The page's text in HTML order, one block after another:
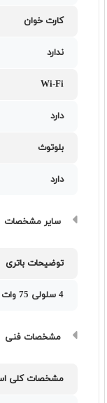
کارت خوان
ندارد
Wi-Fi
دارد
بلوتوث
دارد
سایر مشخصات
توضیحات باتری
4 سلولی 75 وات ساعت
مشخصات فنی
مشخصات کلی